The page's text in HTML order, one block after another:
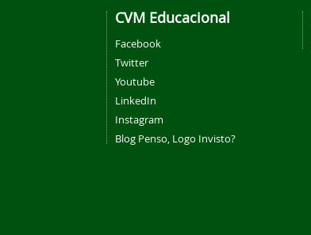
CVM Educacional
Facebook
Twitter
Youtube
LinkedIn
Instagram
Blog Penso, Logo Invisto?